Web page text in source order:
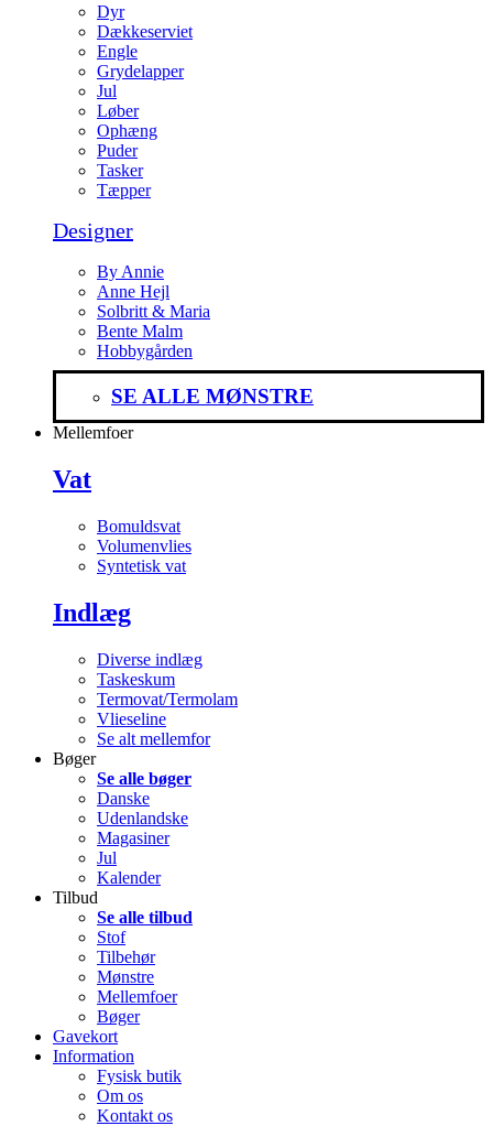
Dyr
Dækkeserviet
Engle
Grydelapper
Jul
Løber
Ophæng
Puder
Tasker
Tæpper
Designer
By Annie
Anne Hejl
Solbritt & Maria
Bente Malm
Hobbygården
SE ALLE MØNSTRE
Mellemfoer
Vat
Bomuldsvat
Volumenvlies
Syntetisk vat
Indlæg
Diverse indlæg
Taskeskum
Termovat/Termolam
Vlieseline
Se alt mellemfor
Bøger
Se alle bøger
Danske
Udenlandske
Magasiner
Jul
Kalender
Tilbud
Se alle tilbud
Stof
Tilbehør
Mønstre
Mellemfoer
Bøger
Gavekort
Information
Fysisk butik
Om os
Kontakt os